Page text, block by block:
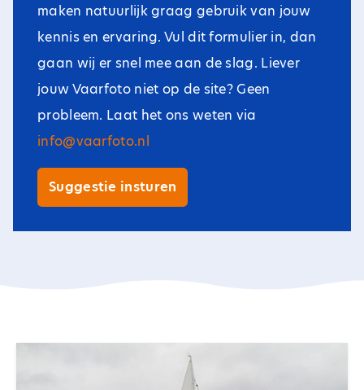
maken natuurlijk graag gebruik van jouw
kennis en ervaring. Vul dit formulier in, dan
gaan wij er snel mee aan de slag. Liever
jouw Vaarfoto niet op de site? Geen
probleem. Laat het ons weten via
info@vaarfoto.nl
Suggestie insturen